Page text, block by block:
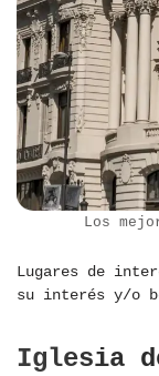
Los
Lugares de
su interés y/o
Iglesia